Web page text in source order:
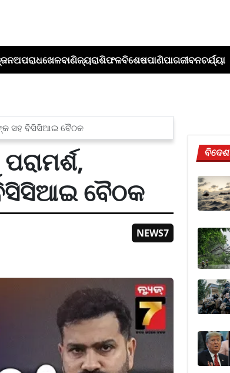
ଅପରାଧଖେଳବାଣିଜ୍ୟରାଶିଫଳବିଶେଷପାଣିପାଗଜୀବନଚର୍ଯ୍ୟା
ସହ ବିସିସିଆଇ ବୈଠକ
ବୈଠକ
NEWS7
ବିଦେଶ